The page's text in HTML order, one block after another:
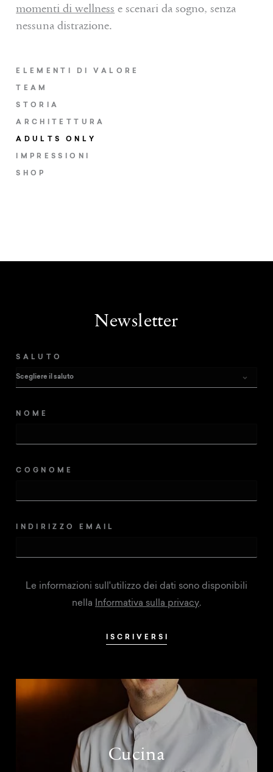
ELEMENTI DI VALORE
TEAM
STORIA
ARCHITETTURA
ADULTS ONLY
IMPRESSIONI
SHOP
momenti di wellness e scenari da sogno, senza
nessuna distrazione.
Cucina
Newsletter
SALUTO
NOME
COGNOME
INDIRIZZO EMAIL
Le informazioni sull'utilizzo dei dati sono disponibili
nella Informativa sulla privacy.
ISCRIVERSI